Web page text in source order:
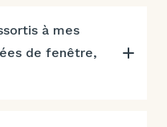
à mes
de fenêtre,